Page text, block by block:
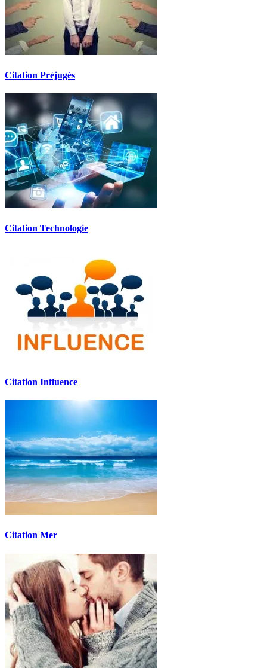
Citation Préjugés
Citation Technologie
Citation Influence
Citation Mer